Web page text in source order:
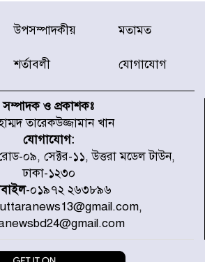
বিদ্যুৎ-জ্বালানি খাতে অস্থিরতা তৈরির
চেষ্টা করছে একটি চক্র : প্রধানমন্ত্রী
৫ আহত, চীনে বন্দর বন্ধ
চিকিৎসা খাতে জিডিপির ৫ শতাংশ
বরাদ্দের ঘোষণা স্থানীয় সরকার মন্ত্রীর
জুলাই জাদুঘর ঘুরে দেখলেন এনসিপি
নেতারা
উপসম্পাদকীয় মতামত
শর্তাবলী যোগাযোগ
সম্পাদক ও প্রকাশকঃ
তারেকউজ্জামান খান
যোগাযোগ:
০৯, সেক্টর-১১, উত্তরা মডেল টাউন,
ঢাকা-১২৩০
-০১৯৭২ ২৬৩৮৯৬